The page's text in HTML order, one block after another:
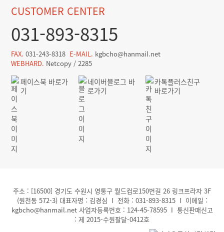
CUSTOMER CENTER
031-893-8315
FAX. 031-243-8318 E-MAIL. kgbcho@hanmail.net
WEBHARD. Netcopy / 2285
페이스북 바로가
기
네이버블로그 바
로가기
카톡플러스친구
바로가기
주소 : [16500] 경기도 수원시 영통구 월드컵로150번길 26 링크프라자 3F
(원천동 572-3) 대표자명 : 김경심 I 전화 : 031-893-8315 I 이메일 :
kgbcho@hanmail.net 사업자등록번호 : 124-45-78595 I 통신판매신고
: 제 2015-수원팔달-0412호